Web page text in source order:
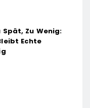
Zu Wenig:
Echte